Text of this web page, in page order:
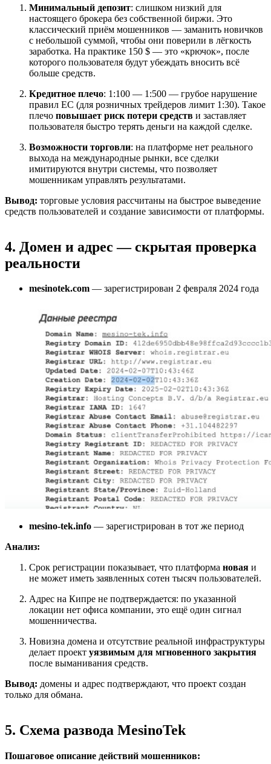
Минимальный депозит: слишком низкий для
настоящего брокера без собственной биржи. Это
классический приём мошенников — заманить новичков
с небольшой суммой, чтобы они поверили в лёгкость
заработка. На практике 150 $ — это «крючок», после
которого пользователя будут убеждать вносить всё
больше средств.
Кредитное плечо: 1:100 — 1:500 — грубое нарушение
правил ЕС (для розничных трейдеров лимит 1:30). Такое
плечо повышает риск потери средств и заставляет
пользователя быстро терять деньги на каждой сделке.
Возможности торговли: на платформе нет реального
выхода на международные рынки, все сделки
имитируются внутри системы, что позволяет
мошенникам управлять результатами.
Вывод: торговые условия рассчитаны на быстрое выведение
средств пользователей и создание зависимости от платформы.
4. Домен и адрес — скрытая проверка
реальности
mesinotek.com — зарегистрирован 2 февраля 2024 года
mesino-tek.info — зарегистрирован в тот же период
Анализ:
Срок регистрации показывает, что платформа новая и
не может иметь заявленных сотен тысяч пользователей.
Адрес на Кипре не подтверждается: по указанной
локации нет офиса компании, это ещё один сигнал
мошенничества.
Новизна домена и отсутствие реальной инфраструктуры
делает проект уязвимым для мгновенного закрытия
после выманивания средств.
Вывод: домены и адрес подтверждают, что проект создан
только для обмана.
5. Схема развода MesinoTek
Пошаговое описание действий мошенников: